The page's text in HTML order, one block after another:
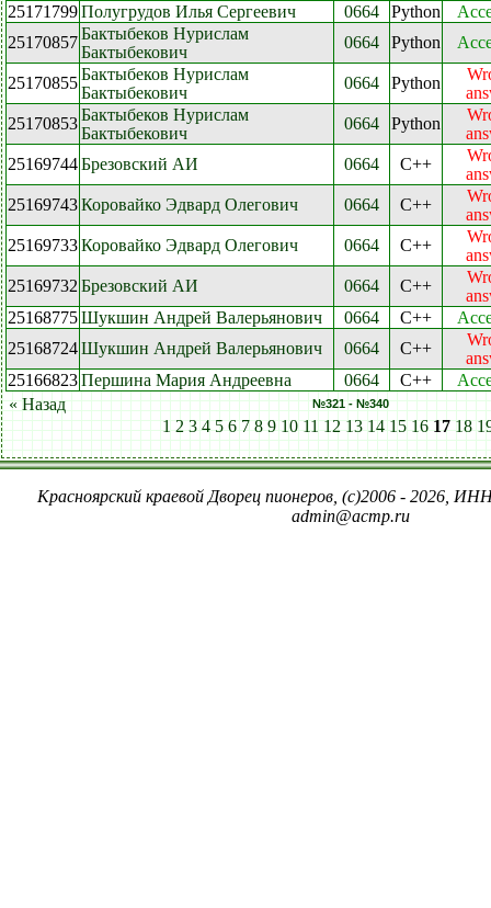
25171799Полугрудов Илья Сергеевич 0664 Python
25170857Бактыбеков Нурислам
Бактыбекович
0664 Python
25170855Бактыбеков Нурислам
Бактыбекович
0664 Python
25170853Бактыбеков Нурислам
Бактыбекович
0664 Python
25169744Брезовский АИ 0664 C++
25169743Коровайко Эдвард Олегович 0664 C++
25169733Коровайко Эдвард Олегович 0664 C++
25169732 Брезовский АИ 0664 C++
25168775Шукшин Андрей Валерьянович 0664 C++
25168724Шукшин Андрей Валерьянович 0664 C++
25166823Першина Мария Андреевна 0664 C++
« Назад
№321 - №340
1 2 3 4 5 6 7 8 9 10 11 12 13 14 15 16 17 18
Красноярский краевой Дворец пионеров, (c)2006 - 2026,
admin@acmp.ru